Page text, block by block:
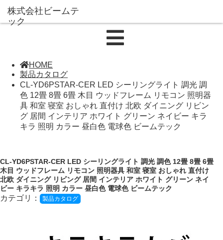
HOME
製品カタログ
CL-YD6PSTAR-CER LED シーリングライト 調光 調
色 12畳 8畳 6畳 木目 ウッドフレーム リモコン 照明器
具 和室 寝室 おしゃれ 直付け 北欧 ダイニング リビン
グ 居間 インテリア ホワイト グリーン ネイビー キラ
キラ 照明 カラー 昼白色 電球色 ビームテック
CL-YD6PSTAR-CER LED シーリングライト 調光 調色 12畳 8畳 6畳
木目 ウッドフレーム リモコン 照明器具 和室 寝室 おしゃれ 直付け
北欧 ダイニング リビング 居間 インテリア ホワイト グリーン ネイ
ビー キラキラ 照明 カラー 昼白色 電球色 ビームテック
カテゴリ： 製品カタログ